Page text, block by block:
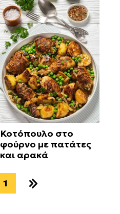
Κοτόπουλο στο
φούρνο με πατάτες
και αρακά
1